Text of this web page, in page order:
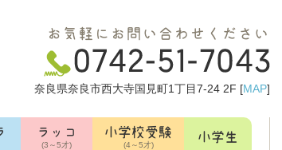
お気軽にお問い合わせください
奈良県奈良市西大寺国見町1丁目7-24 2F [MAP]
ラッコ
(3～5才)
小学校受験
(4～5才)
小学生